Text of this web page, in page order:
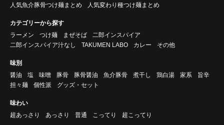
人気魚介豚骨つけ麺まとめ
人気変わり種つけ麺まとめ
カテゴリーから探す
ラーメン
つけ麺 まぜそば
二郎インスパイア
二郎インスパイア汁なし
TAKUMEN LABO カレー その他
味別
醤油
塩 味噌 豚骨 豚骨醤油 魚介豚骨 煮干し 鶏白湯 家系
旨辛
担々麺
個性派 グッズ・セット
味わい
超あっさり
あっさり 普通 こってり 超こってり